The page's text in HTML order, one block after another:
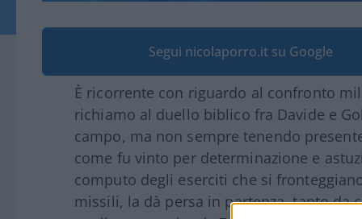
Segui nicolaporro.it su Google
È ricorrente con riguardo al confronto
richiamo al duello biblico fra Davide e
campo, ma non sempre tenendo
come fu vinto per determinazione e
computo degli eserciti che si
missili, la dà persa in partenza, tanto da